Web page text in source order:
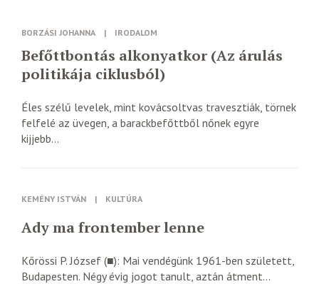
BORZÁSI JOHANNA | IRODALOM
Befőttbontás alkonyatkor (Az árulás
politikája ciklusból)
Éles szélű levelek, mint kovácsoltvas travesztiák, törnek
felfelé az üvegen, a barackbefőttből nőnek egyre
kijjebb...
KEMÉNY ISTVÁN | KULTÚRA
Ady ma frontember lenne
Kőrössi P. József (■): Mai vendégünk 1961-ben született,
Budapesten. Négy évig jogot tanult, aztán átment...